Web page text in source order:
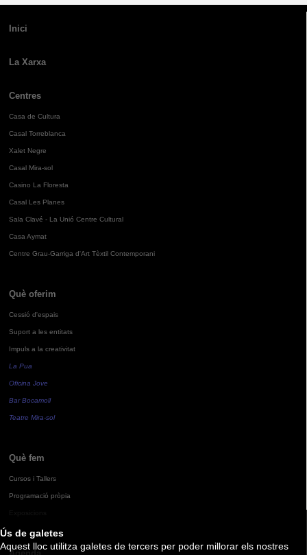
Ús de galetes
Aquest lloc utilitza galetes de tercers per poder millorar els nostres
Inici
La Xarxa
Centres
Casa de Cultura
Casal Torreblanca
Xalet Negre
Casal Mira-sol
Casino La Floresta
Casal Les Planes
Sala Clavé - La Unió Centre Cultural
Casa Aymat
Centre Grau-Garriga d'Art Tèxtil Contemporani
Què oferim
Cessió d'espais
Suport a les entitats
Impuls a la creativitat
La Pua
Oficina Jove
Bar Bocamoll
Teatre Mira-sol
Què fem
Cursos i Tallers
Programació pròpia